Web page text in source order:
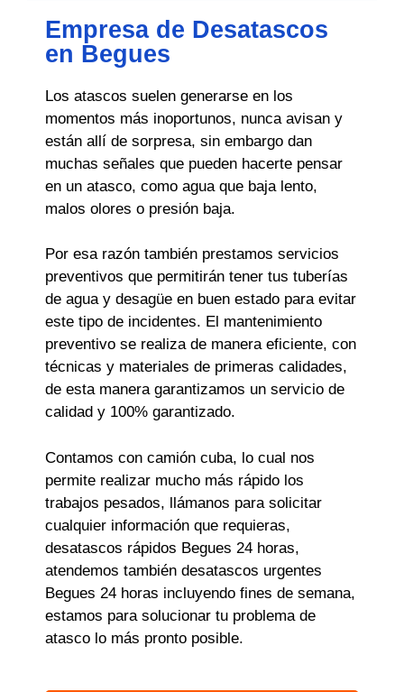
Empresa de Desatascos
en Begues
Los atascos suelen generarse en los
momentos más inoportunos, nunca avisan y
están allí de sorpresa, sin embargo dan
muchas señales que pueden hacerte pensar
en un atasco, como agua que baja lento,
malos olores o presión baja.
Por esa razón también prestamos servicios
preventivos que permitirán tener tus tuberías
de agua y desagüe en buen estado para evitar
este tipo de incidentes. El mantenimiento
preventivo se realiza de manera eficiente, con
técnicas y materiales de primeras calidades,
de esta manera garantizamos un servicio de
calidad y 100% garantizado.
Contamos con camión cuba, lo cual nos
permite realizar mucho más rápido los
trabajos pesados, llámanos para solicitar
cualquier información que requieras,
desatascos rápidos Begues 24 horas,
atendemos también desatascos urgentes
Begues 24 horas incluyendo fines de semana,
estamos para solucionar tu problema de
atasco lo más pronto posible.